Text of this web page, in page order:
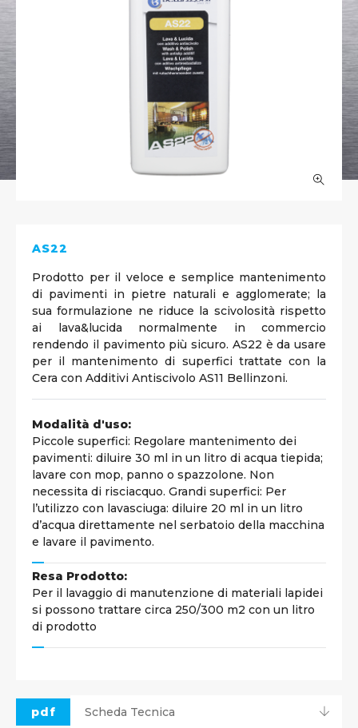
AS22
Prodotto per il veloce e semplice mantenimento
di pavimenti in pietre naturali e agglomerate; la
sua formulazione ne riduce la scivolosità rispetto
ai lava&lucida normalmente in commercio
rendendo il pavimento più sicuro. AS22 è da usare
per il mantenimento di superfici trattate con la
Cera con Additivi Antiscivolo AS11 Bellinzoni.
Modalità d'uso:
Piccole superfici: Regolare mantenimento dei
pavimenti: diluire 30 ml in un litro di acqua tiepida;
lavare con mop, panno o spazzolone. Non
necessita di risciacquo. Grandi superfici: Per
l’utilizzo con lavasciuga: diluire 20 ml in un litro
d’acqua direttamente nel serbatoio della macchina
e lavare il pavimento.
Resa Prodotto:
Per il lavaggio di manutenzione di materiali lapidei
si possono trattare circa 250/300 m2 con un litro
di prodotto
pdf Scheda Tecnica